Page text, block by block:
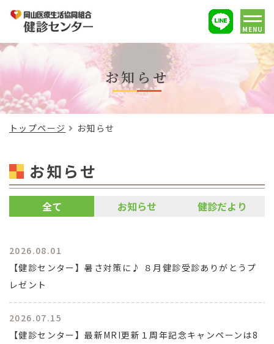
MENU
お知らせ
トップページ お知らせ
お知らせ
全て お知らせ 健診だより
2026.08.01
【健診センター】暑さ対策に♪ ８月健診受診ありがとうプ
レゼント
2026.07.15
【健診センター】最新MRI更新１周年記念キャンペーンは8